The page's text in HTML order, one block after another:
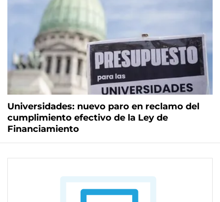
Universidades: nuevo paro en reclamo del
cumplimiento efectivo de la Ley de
Financiamiento